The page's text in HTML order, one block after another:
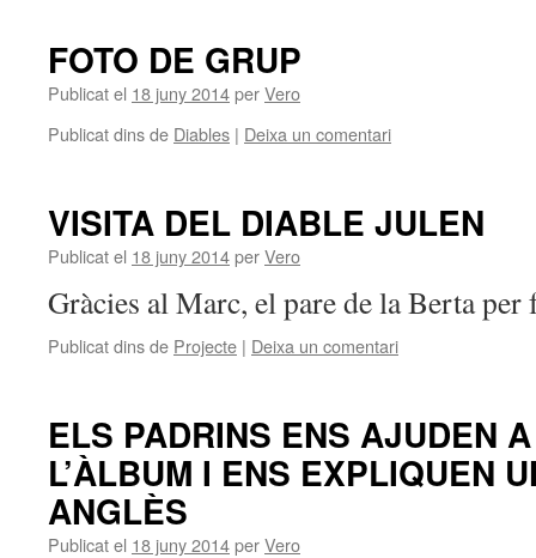
FOTO DE GRUP
Publicat el 18 juny 2014perVero
Publicat dins de Diables | Deixa un comentari
VISITA DEL DIABLE JULEN
Publicat el 18 juny 2014perVero
Gràcies al Marc, el pare de la Berta
Publicat dins de Projecte | Deixa un comentari
ELS PADRINS ENS AJUDEN
L’ÀLBUM I ENS EXPLIQUEN
ANGLÈS
Publicat el 18 juny 2014perVero